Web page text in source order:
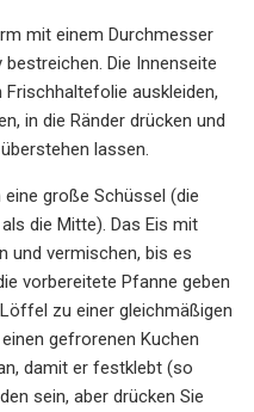
mit einem Durchmesser
Die Innenseite
auskleiden,
in die Ränder drücken und
lassen.
große Schüssel (die
die Mitte). Das Eis mit
und vermischen, bis es
vorbereitete Pfanne geben
zu einer gleichmäßigen
gefrorenen Kuchen
damit er festklebt (so
sein, aber drücken Sie